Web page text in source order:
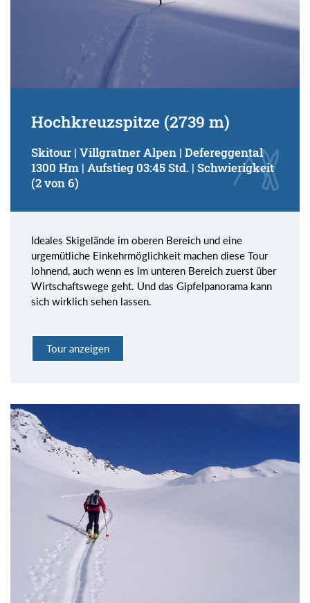
Hochkreuzspitze (2739 m)
Skitour | Villgratner Alpen | Defereggental
1300 Hm | Aufstieg 03:45 Std. | Schwierigkeit
(2 von 6)
Ideales Skigelände im oberen Bereich und eine
urgemütliche Einkehrmöglichkeit machen diese Tour
lohnend, auch wenn es im unteren Bereich zuerst über
Wirtschaftswege geht. Und das Gipfelpanorama kann
sich wirklich sehen lassen.
Tour anzeigen